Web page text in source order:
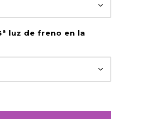
luz de freno en la